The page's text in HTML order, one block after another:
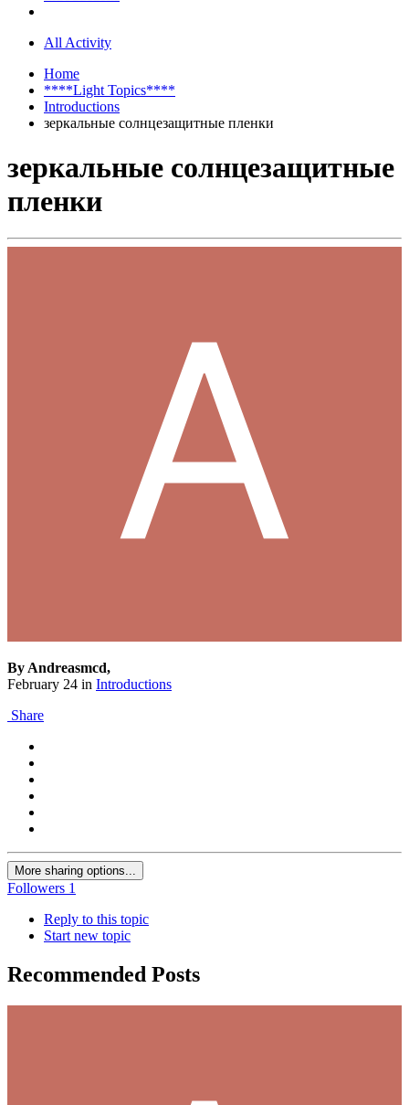
All Activity
Home
****Light Topics****
Introductions
зеркальные солнцезащитные пленки
зеркальные солнцезащитные
пленки
By Andreasmcd,
February 24 in Introductions
Share
More sharing options...
Followers 1
Reply to this topic
Start new topic
Recommended Posts